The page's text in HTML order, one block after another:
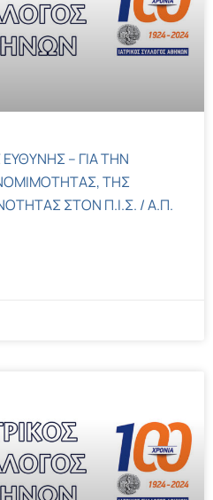
– ΓΙΑ ΤΗΝ
ΤΗΣ
ΣΤΟΝ Π.Ι.Σ. / Α.Π.